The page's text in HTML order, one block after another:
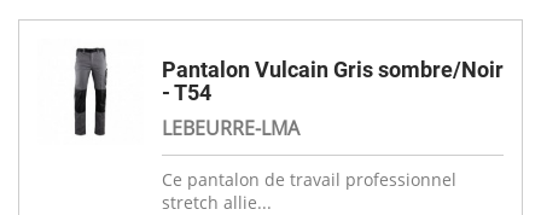
Pantalon Vulcain Gris sombre/Noir
- T54
LEBEURRE-LMA
Ce pantalon de travail professionnel
stretch allie...